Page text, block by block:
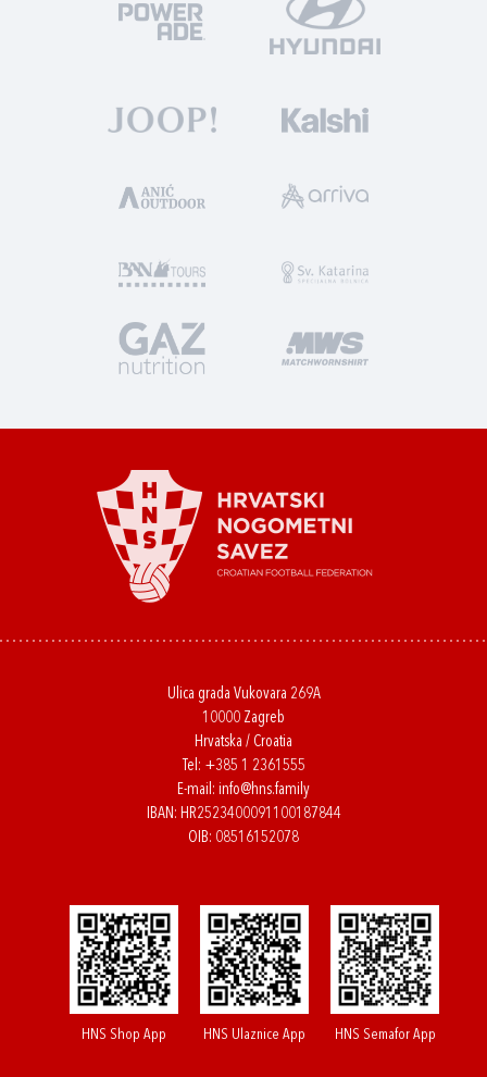
Ulica grada Vukovara 269A
10000 Zagreb
Hrvatska / Croatia
Tel: +385 1 2361555
E-mail: info@hns.family
IBAN: HR2523400091100187844
OIB: 08516152078
HNS Shop App HNS Ulaznice App HNS Semafor App